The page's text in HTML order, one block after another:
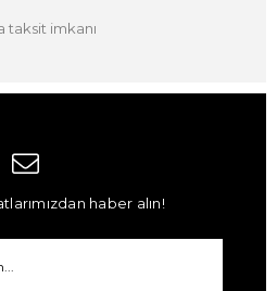
taksit imkanı
haber alın!